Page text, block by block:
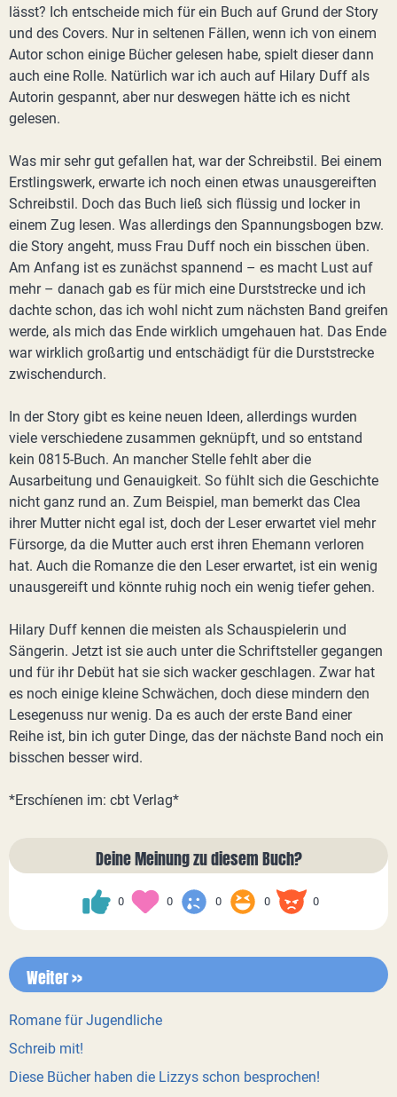
lässt? Ich entscheide mich für ein Buch auf Grund der Story
und des Covers. Nur in seltenen Fällen, wenn ich von einem
Autor schon einige Bücher gelesen habe, spielt dieser dann
auch eine Rolle. Natürlich war ich auch auf Hilary Duff als
Autorin gespannt, aber nur deswegen hätte ich es nicht
gelesen.
Was mir sehr gut gefallen hat, war der Schreibstil. Bei einem
Erstlingswerk, erwarte ich noch einen etwas unausgereiften
Schreibstil. Doch das Buch ließ sich flüssig und locker in
einem Zug lesen. Was allerdings den Spannungsbogen bzw.
die Story angeht, muss Frau Duff noch ein bisschen üben.
Am Anfang ist es zunächst spannend – es macht Lust auf
mehr – danach gab es für mich eine Durststrecke und ich
dachte schon, das ich wohl nicht zum nächsten Band greifen
werde, als mich das Ende wirklich umgehauen hat. Das Ende
war wirklich großartig und entschädigt für die Durststrecke
zwischendurch.
In der Story gibt es keine neuen Ideen, allerdings wurden
viele verschiedene zusammen geknüpft, und so entstand
kein 0815-Buch. An mancher Stelle fehlt aber die
Ausarbeitung und Genauigkeit. So fühlt sich die Geschichte
nicht ganz rund an. Zum Beispiel, man bemerkt das Clea
ihrer Mutter nicht egal ist, doch der Leser erwartet viel mehr
Fürsorge, da die Mutter auch erst ihren Ehemann verloren
hat. Auch die Romanze die den Leser erwartet, ist ein wenig
unausgereift und könnte ruhig noch ein wenig tiefer gehen.
Hilary Duff kennen die meisten als Schauspielerin und
Sängerin. Jetzt ist sie auch unter die Schriftsteller gegangen
und für ihr Debüt hat sie sich wacker geschlagen. Zwar hat
es noch einige kleine Schwächen, doch diese mindern den
Lesegenuss nur wenig. Da es auch der erste Band einer
Reihe ist, bin ich guter Dinge, das der nächste Band noch ein
bisschen besser wird.
*Erschíenen im: cbt Verlag*
Deine Meinung zu diesem Buch?
0 0 0 0 0
Weiter >>
Romane für Jugendliche
Schreib mit!
Diese Bücher haben die Lizzys schon besprochen!